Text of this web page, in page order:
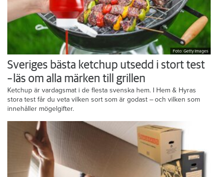
Foto: Getty Images
Sveriges bästa ketchup utsedd i stort test
– läs om alla märken till grillen
Ketchup är vardagsmat i de flesta svenska hem. I Hem & Hyras
stora test får du veta vilken sort som är godast – och vilken som
innehåller mögelgifter.